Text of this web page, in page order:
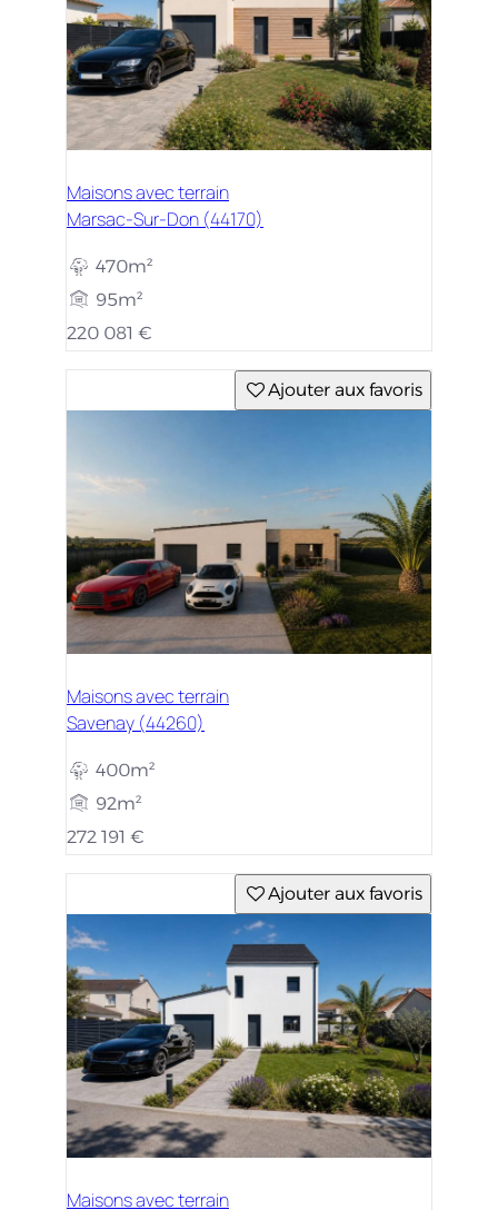
Maisons avec terrain
Marsac-Sur-Don (44170)
470m²
95m²
220 081 €
Ajouter aux favoris
Maisons avec terrain
Savenay (44260)
400m²
92m²
272 191 €
Ajouter aux favoris
Maisons avec terrain